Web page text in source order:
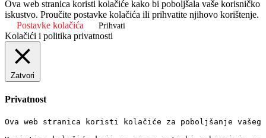
Ova web stranica koristi kolačiće kako bi poboljšala vaše korisničko
iskustvo. Proučite postavke kolačića ili prihvatite njihovo korištenje.
Postavke kolačića
Prihvati
Kolačići i politika privatnosti
Zatvori
Privatnost
Ova web stranica koristi kolačiće za poboljšanje